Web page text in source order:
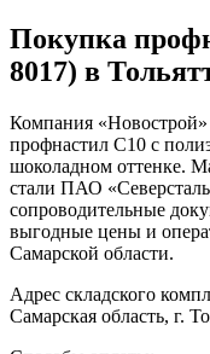
Покупка
8017) в
Компания
профнастил С10 с
шоколадном оттенке.
стали ПАО
сопроводительные
выгодные цены и
Самарской области.
Адрес складского
Самарская область, г.